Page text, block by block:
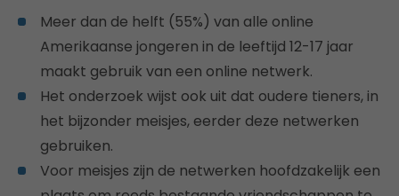
Meer dan de helft (55%) van alle online
Amerikaanse jongeren in de leeftijd 12-17 jaar
maakt gebruik van een online netwerk.
Het onderzoek wijst ook uit dat oudere tieners, in
het bijzonder meisjes, eerder deze netwerken
gebruiken.
Voor meisjes zijn de netwerken hoofdzakelijk een